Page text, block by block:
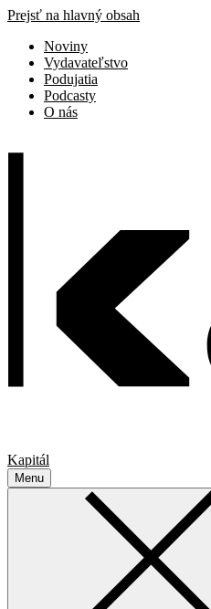
Prejsť na hlavný obsah
Noviny
Vydavateľstvo
Podujatia
Podcasty
O nás
Kapitál
Menu